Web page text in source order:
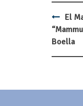
Post
El
Boella